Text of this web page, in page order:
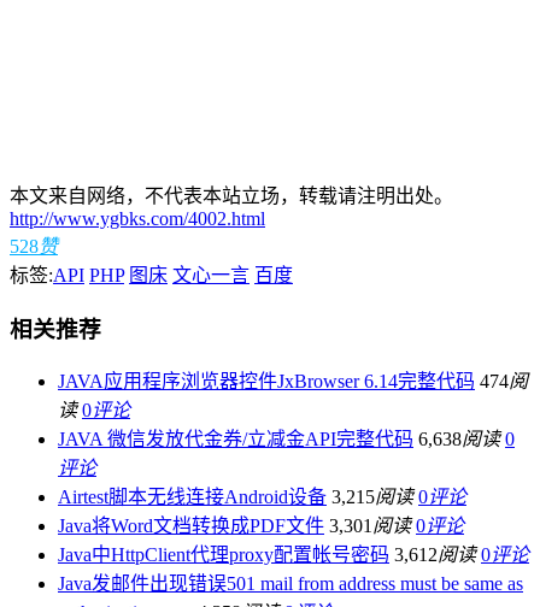
本文来自网络，不代表本站立场，转载请注明出处。
http://www.ygbks.com/4002.html
528赞
标签:API PHP 图床 文心一言 百度
相关推荐
JAVA应用程序浏览器控件JxBrowser 6.14完整代码 474阅
读 0评论
JAVA 微信发放代金券/立减金API完整代码 6,638阅读 0
评论
Airtest脚本无线连接Android设备 3,215阅读 0评论
Java将Word文档转换成PDF文件 3,301 阅读 0评论
Java中HttpClient代理proxy配置帐号密码 3,612阅读 0评论
Java发邮件出现错误501 mail from address must be same as